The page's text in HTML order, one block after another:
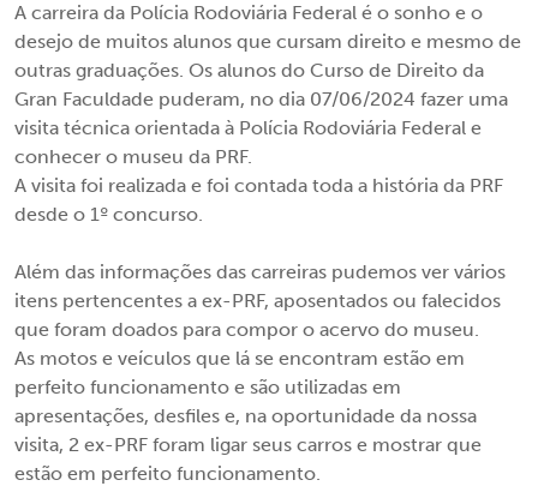
A carreira da Polícia Rodoviária Federal é o sonho e o
desejo de muitos alunos que cursam direito e mesmo de
outras graduações. Os alunos do Curso de Direito da
Gran Faculdade puderam, no dia 07/06/2024 fazer uma
visita técnica orientada à Polícia Rodoviária Federal e
conhecer o museu da PRF.
A visita foi realizada e foi contada toda a história da PRF
desde o 1º concurso.
Além das informações das carreiras pudemos ver vários
itens pertencentes a ex-PRF, aposentados ou falecidos
que foram doados para compor o acervo do museu.
As motos e veículos que lá se encontram estão em
perfeito funcionamento e são utilizadas em
apresentações, desfiles e, na oportunidade da nossa
visita, 2 ex-PRF foram ligar seus carros e mostrar que
estão em perfeito funcionamento.